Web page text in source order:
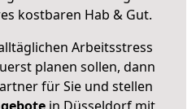
kostbaren Hab & Gut.
Arbeitsstress
planen sollen, dann
für Sie und stellen